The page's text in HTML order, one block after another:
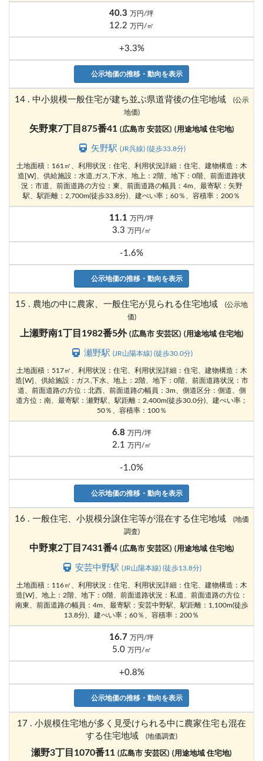
40.3 万円/坪
12.2 万円/㎡
+3.3%
公示地価の推移・動向を表示
14 . 中小規模一般住宅が建ち並ぶ県道背後の住宅地域
(公示
地価)
矢野東7丁目875番41 (広島市 安芸区) (用途地域 住宅地)
矢野駅(JR呉線) (徒歩33.8分)
土地面積：161㎡、利用状況：住宅、利用状況詳細：住宅、建物構造：木
造[W]、供給施設：水道,ガス,下水、地上：2階、地下：0階、前面道路状
況：市道、前面道路の方位：東、前面道路の幅員：4m、最寄駅：矢野
駅、駅距離：2,700m(徒歩33.8分)、建ぺい率；60％、容積率：200％
11.1 万円/坪
3.3 万円/㎡
-1.6%
公示地価の推移・動向を表示
15 . 農地の中に農家、一般住宅が見られる住宅地域
(公示地
価)
上瀬野南1丁目1982番5外 (広島市 安芸区) (用途地域 住宅地)
瀬野駅(JR山陽本線) (徒歩30.0分)
土地面積：517㎡、利用状況：住宅、利用状況詳細：住宅、建物構造：木
造[W]、供給施設：ガス,下水、地上：2階、地下：0階、前面道路状況：市
道、前面道路の方位：北西、前面道路の幅員：3m、側道区分：側道、側
道方位：南、最寄駅：瀬野駅、駅距離：2,400m(徒歩30.0分)、建ぺい率；
50％、容積率：100％
6.8 万円/坪
2.1 万円/㎡
-1.0%
公示地価の推移・動向を表示
16 . 一般住宅、小規模分譲住宅等が混在する住宅地域
(地価
調査)
中野東2丁目7431番4 (広島市 安芸区) (用途地域 住宅地)
安芸中野駅(JR山陽本線) (徒歩13.8分)
土地面積：116㎡、利用状況：住宅、利用状況詳細：住宅、建物構造：木
造[W]、地上：2階、地下：0階、前面道路状況：私道、前面道路の方位：
南東、前面道路の幅員：4m、最寄駅：安芸中野駅、駅距離：1,100m(徒歩
13.8分)、建ぺい率；60％、容積率：200％
16.7 万円/坪
5.0 万円/㎡
+0.8%
公示地価の推移・動向を表示
17 . 小規模住宅地が多く見受けられる中に農家住宅も混在
する住宅地域
(地価調査)
瀬野3丁目1070番11 (広島市 安芸区) (用途地域 住宅地)